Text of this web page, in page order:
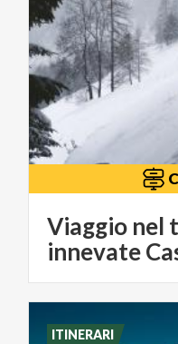
Viaggio nel
innevate
ITINERARI